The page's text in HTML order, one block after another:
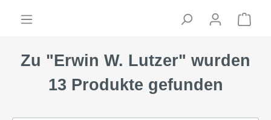
Zu "Erwin W. Lutzer" wurden
13 Produkte gefunden